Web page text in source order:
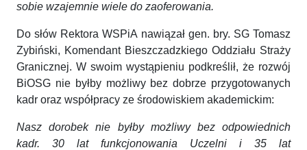
sobie wzajemnie wiele do zaoferowania.
Do słów Rektora WSPiA nawiązał gen. bry. SG Tomasz
Zybiński, Komendant Bieszczadzkiego Oddziału Straży
Granicznej. W swoim wystąpieniu podkreślił, że rozwój
BiOSG nie byłby możliwy bez dobrze przygotowanych
kadr oraz współpracy ze środowiskiem akademickim:
Nasz dorobek nie byłby możliwy bez odpowiednich
kadr. 30 lat funkcjonowania Uczelni i 35 lat